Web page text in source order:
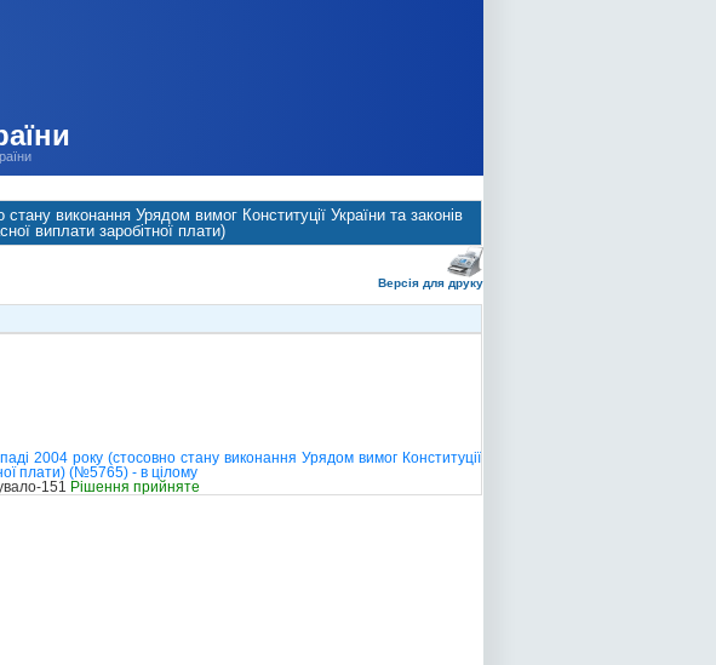
виконання Урядом вимог Конституції України та законів
виплати заробітної плати)
Версія для друку
2004 року (стосовно стану виконання Урядом вимог Конституції
плати) (№5765) - в цілому
151 Рішення прийняте